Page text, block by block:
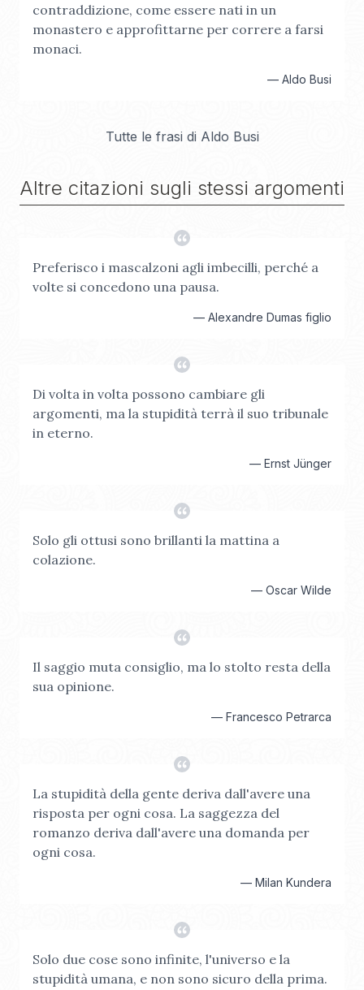
contraddizione, come essere nati in un
monastero e approfittarne per correre a farsi
monaci.
— Aldo Busi
Tutte le frasi di Aldo Busi
Altre citazioni sugli stessi argomenti
Preferisco i mascalzoni agli imbecilli, perché a
volte si concedono una pausa.
— Alexandre Dumas figlio
Di volta in volta possono cambiare gli
argomenti, ma la stupidità terrà il suo tribunale
in eterno.
— Ernst Jünger
Solo gli ottusi sono brillanti la mattina a
colazione.
— Oscar Wilde
Il saggio muta consiglio, ma lo stolto resta della
sua opinione.
— Francesco Petrarca
La stupidità della gente deriva dall'avere una
risposta per ogni cosa. La saggezza del
romanzo deriva dall'avere una domanda per
ogni cosa.
— Milan Kundera
Solo due cose sono infinite, l'universo e la
stupidità umana, e non sono sicuro della prima.